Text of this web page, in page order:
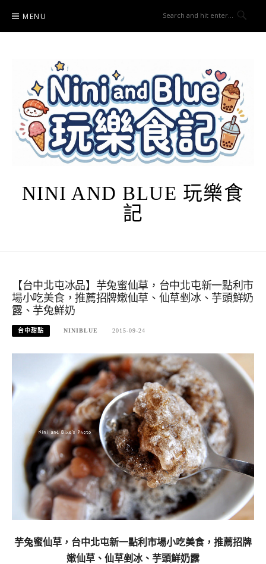
content
MENU
NINI AND BLUE 玩樂食
記
【台中北屯冰品】芋兔蜜仙草，台中北屯新一點利市
場小吃美食，推薦招牌嫩仙草、仙草剉冰、芋頭鮮奶
露、芋兔鮮奶
台中甜點 NINIBLUE 2015-09-24
芋兔蜜仙草，台中北屯新一點利市場小吃美食，推薦招牌
嫩仙草、仙草剉冰、芋頭鮮奶露